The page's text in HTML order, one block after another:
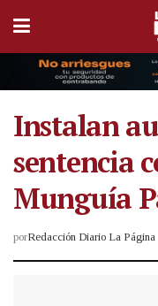
Instalan
sentencia
Munguía
porRedacción Diario La Página